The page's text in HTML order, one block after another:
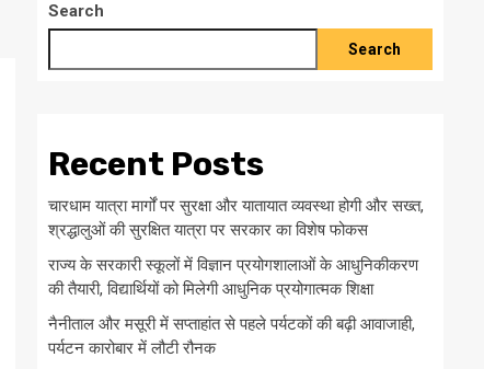
Search
Search
Recent Posts
चारधाम यात्रा मार्गों पर सुरक्षा और यातायात व्यवस्था होगी और सख्त,
श्रद्धालुओं की सुरक्षित यात्रा पर सरकार का विशेष फोकस
राज्य के सरकारी स्कूलों में विज्ञान प्रयोगशालाओं के आधुनिकीकरण
की तैयारी, विद्यार्थियों को मिलेगी आधुनिक प्रयोगात्मक शिक्षा
नैनीताल और मसूरी में सप्ताहांत से पहले पर्यटकों की बढ़ी आवाजाही,
पर्यटन कारोबार में लौटी रौनक